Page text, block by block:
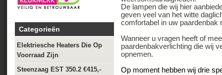
Categorieën
Elektriesche Heaters Die Op
Voorraad Zijn
Steenzaag EST 350.2 €415,-
De lampen die wij hier
geven veel van het witte
comfortabel in uw paardenbak
Wanneer u vragen heeft of
paardenbakverlichting die wij
opnemen.
Op moment hebben wij drie